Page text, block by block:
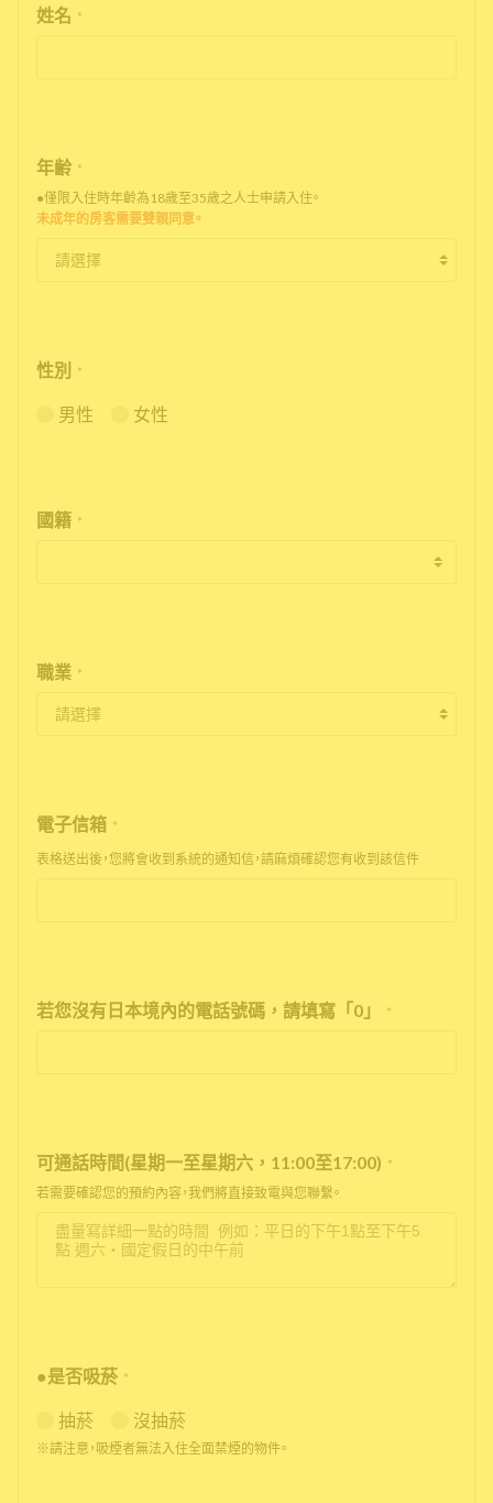
姓名 *
年齢 *
●僅限入住時年齡為18歲至35歲之人士申請入住。
未成年的房客需要雙親同意。
性別 *
男性 女性
國籍 *
職業 *
電子信箱 *
表格送出後，您將會收到系統的通知信，請麻煩確認您有收到該信件
若您沒有日本境內的電話號碼，請填寫「0」 *
可通話時間(星期一至星期六，11:00至17:00) *
若需要確認您的預約內容，我們將直接致電與您聯繫。
●是否吸菸 *
抽菸 沒抽菸
※請注意，吸煙者無法入住全面禁煙的物件。